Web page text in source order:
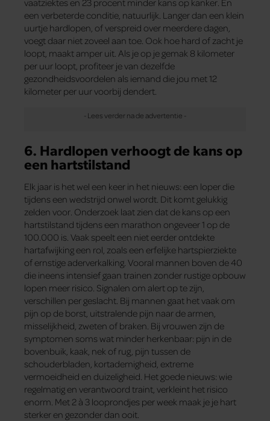
een verbeterde conditie, natuurlijk. Langer dan een klein
uurtje hardlopen, of verspreid over meerdere dagen,
voegt daar niet zoveel aan toe. Ook hoe hard of zacht je
loopt, maakt amper uit. Als je op je gemak 8 kilometer
per uur loopt, profiteer je van dezelfde
gezondheidsvoordelen als iemand die jou met 12
kilometer per uur voorbij dendert.
6. Hardlopen verhoogt de kans op
een hartstilstand
Elk jaar is het wel een keer in het nieuws: een loper die
tijdens een wedstrijd onwel wordt. Dit komt gelukkig
zelden voor. Onderzoek laat zien dat de kans op een
hartstilstand tijdens een marathon ongeveer 1 op de
100.000 is. Vaak speelt een niet eerder ontdekte
hartafwijking een rol, zoals een erfelijke hartspierziekte
of ernstige aderverkalking. Vooral mannen boven de 40
die ineens intensief gaan trainen zonder rustige opbouw
lopen meer risico. Signalen om alert op te zijn,
verschillen per geslacht. Bij mannen gaat het vaak om
pijn op de borst, uitstralende pijn naar de armen,
misselijkheid, zweten of braken. Bij vrouwen zijn de
symptomen soms wat minder herkenbaar: pijn in de
bovenbuik, kaak, nek of rug, pijn tussen de
schouderbladen, kortademigheid, extreme
vermoeidheid en duizeligheid. Het goede nieuws: wie
regelmatig en verantwoord traint, verkleint het risico
enorm. Met 2 à 3 looprondjes per week maak je je hart
sterker en gezonder dan ooit.